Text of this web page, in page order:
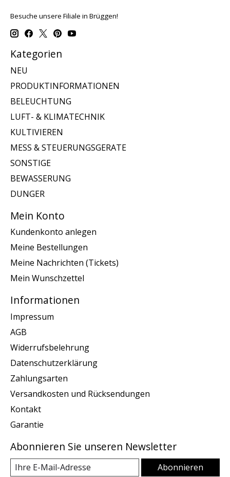
Besuche unsere Filiale in Brüggen!
Kategorien
NEU
PRODUKTINFORMATIONEN
BELEUCHTUNG
LUFT- & KLIMATECHNIK
KULTIVIEREN
MESS & STEUERUNGSGERATE
SONSTIGE
BEWASSERUNG
DUNGER
Mein Konto
Kundenkonto anlegen
Meine Bestellungen
Meine Nachrichten (Tickets)
Mein Wunschzettel
Informationen
Impressum
AGB
Widerrufsbelehrung
Datenschutzerklärung
Zahlungsarten
Versandkosten und Rücksendungen
Kontakt
Garantie
Abonnieren Sie unseren Newsletter
Abonnieren